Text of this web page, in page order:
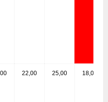
22,00 25,00 18,00